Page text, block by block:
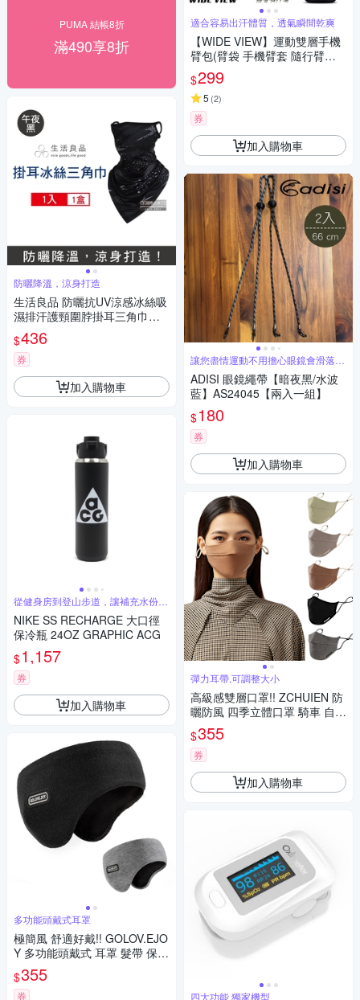
PUMA 結帳8折
滿490享8折
防曬降溫，涼身打造
生活良品 防曬抗UV涼感冰絲吸
濕排汗護頸圍脖掛耳三角巾面
罩1入/袋 兩款可選 (騎車外送,
登山釣魚,運動遮陽蒙面口罩)
$436
券
加入購物車
從健身房到登山步道，讓補充水份更
容易
NIKE SS RECHARGE 大口徑
保冷瓶 24OZ GRAPHIC ACG
$1,157
券
加入購物車
多功能頭戴式耳罩
極簡風 舒適好戴!! GOLOV.EJO
Y 多功能頭戴式 耳罩 髮帶 保暖
防寒好實用 騎車 跑步 騎自行車
登山 戶外活動 運動好幫手 百搭
舒適
$355
券
適合容易出汗體質，透氣瞬間乾爽
【WIDE VIEW】運動雙層手機
臂包(臂袋 手機臂套 隨行臂袋
跑步臂包 運動臂套 手機包 手腕
包防水/HUA-04)
$299
5 (2)
券
加入購物車
讓您盡情運動不用擔心眼鏡會滑落破
損
ADISI 眼鏡繩帶【暗夜黑/水波
藍】AS24045【兩入一組】
$180
券
加入購物車
彈力耳帶,可調整大小
高級感雙層口罩!! ZCHUIEN 防
曬防風 四季立體口罩 騎車 自行
車 登山 運動 旅遊 戶外 高爾夫
逛街 修飾臉型 清爽透氣口罩
$355
券
加入購物車
四大功能 獨家機型